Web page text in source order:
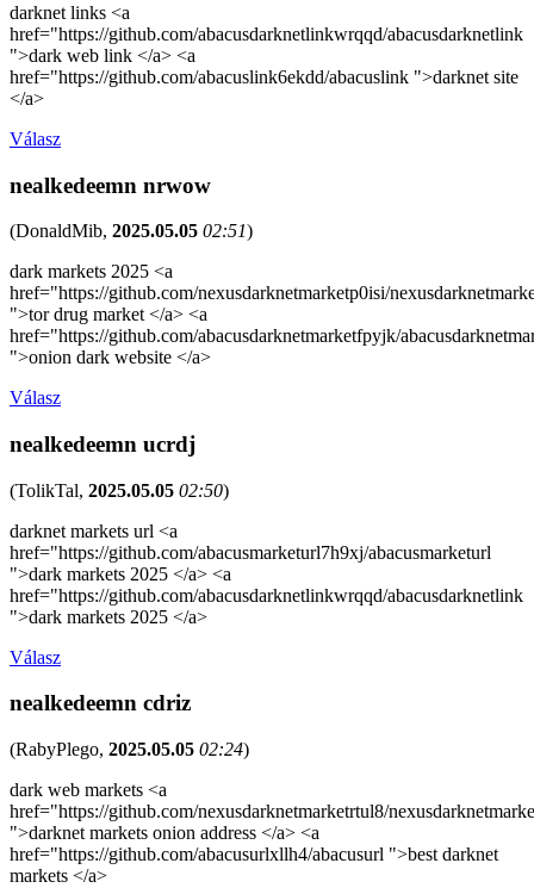
darknet links <a
href="https://github.com/abacusdarknetlinkwrqqd/abacusdarknetlink
">dark web link </a> <a
href="https://github.com/abacuslink6ekdd/abacuslink ">darknet site
</a>
Válasz
nealkedeemn nrwow
(DonaldMib, 2025.05.05 02:51)
dark markets 2025 <a
href="https://github.com/nexusdarknetmarketp0isi/
">tor drug market </a> <a
href="https://github.com/abacusdarknetmarketfpyjk/
">onion dark website </a>
Válasz
nealkedeemn ucrdj
(TolikTal, 2025.05.05 02:50)
darknet markets url <a
href="https://github.com/abacusmarketurl7h9xj/abacusmarketurl
">dark markets 2025 </a> <a
href="https://github.com/abacusdarknetlinkwrqqd/abacusdarknetlink
">dark markets 2025 </a>
Válasz
nealkedeemn cdriz
(RabyPlego, 2025.05.05 02:24)
dark web markets <a
href="https://github.com/nexusdarknetmarketrtul8/
">darknet markets onion address </a> <a
href="https://github.com/abacusurlxllh4/abacusurl ">best darknet
markets </a>